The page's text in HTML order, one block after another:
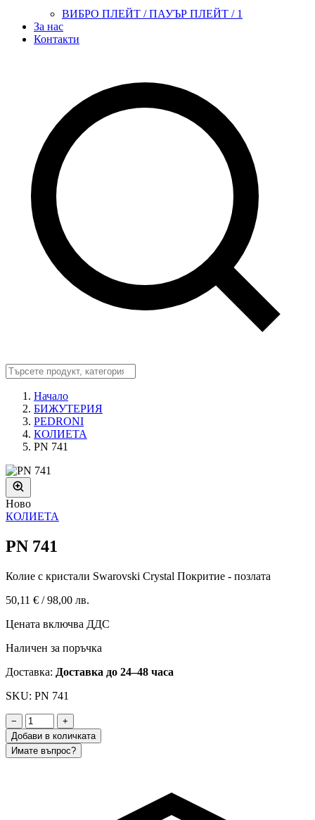
ВИБРО ПЛЕЙТ / ПАУЪР ПЛЕЙТ / 1
За нас
Контакти
Начало
БИЖУТЕРИЯ
PEDRONI
КОЛИЕТА
PN 741
Ново
КОЛИЕТА
PN 741
Колие с кристали Swarovski Crystal Покритие - позлата
50,11 € / 98,00 лв.
Цената включва ДДС
Наличен за поръчка
Доставка: Доставка до 24–48 часа
SKU: PN 741
−
+
Добави в количката
Имате въпрос?